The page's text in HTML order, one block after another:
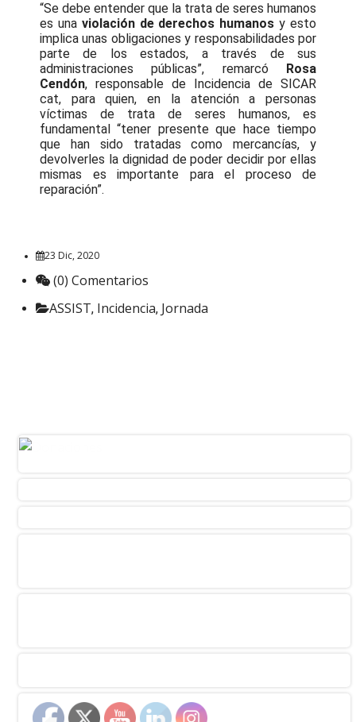
“Se debe entender que la trata de seres humanos
es una violación de derechos humanos y esto
implica unas obligaciones y responsabilidades por
parte de los estados, a través de sus
administraciones públicas”, remarcó Rosa
Cendón, responsable de Incidencia de SICAR
cat, para quien, en la atención a personas
víctimas de trata de seres humanos, es
fundamental “tener presente que hace tiempo
que han sido tratadas como mercancías, y
devolverles la dignidad de poder decidir por ellas
mismas es importante para el proceso de
reparación”.
23 Dic, 2020
(0) Comentarios
ASSIST, Incidencia, Jornada